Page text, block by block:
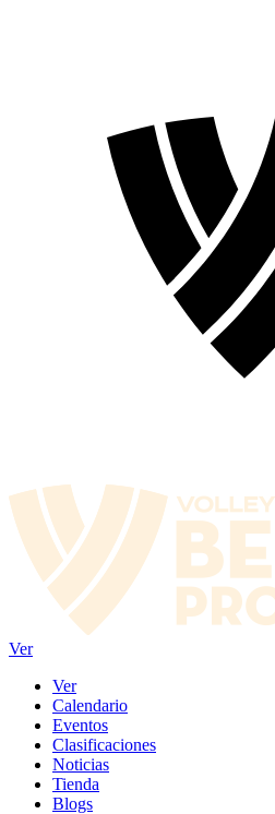
Ver
Ver
Calendario
Eventos
Clasificaciones
Noticias
Tienda
Blogs